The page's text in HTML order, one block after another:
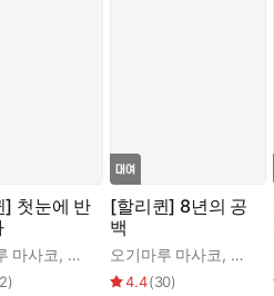
] 첫눈에 반
마사코, 페니 조던
)
[할리퀸] 8년의 공
백
오기마루 마사코, 페니
4.4(30)